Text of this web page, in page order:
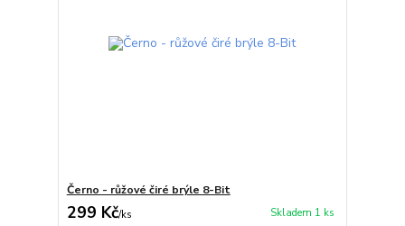
Černo - růžové čiré brýle 8-Bit
299 Kč/ks Skladem 1 ks